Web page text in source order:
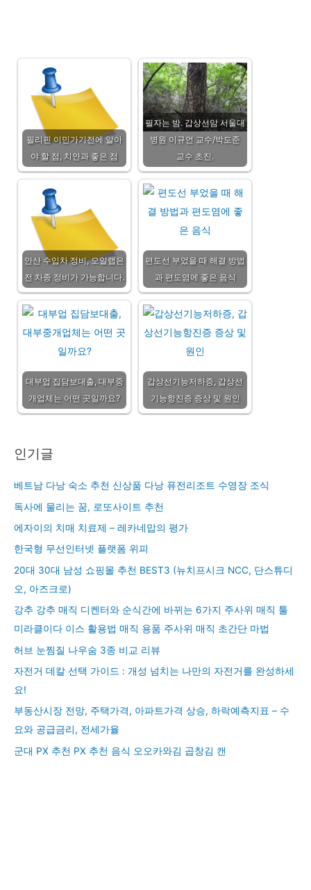
필리핀 이민가기전에 알아
야 할 점, 치안과 좋은 점
필자는 밤. 갑상선암 서울대
병원 이규언 교수/박도준
교수 초진.
안산 수입차 정비, 오일랩은
전 차종 정비가 가능합니다.
편도선 부었을 때 해결 방법
과 편도염에 좋은 음식
대부업 집담보대출, 대부중
개업체는 어떤 곳일까요?
갑상선기능저하증, 갑상선
기능항진증 증상 및 원인
인기글
베트남 다낭 숙소 추천 신상품 다낭 퓨전리조트 수영장 조식
독사에 물리는 꿈, 로또사이트 추천
에자이의 치매 치료제 – 레카네맙의 평가
한국형 무선인터넷 플랫폼 위피
20대 30대 남성 쇼핑몰 추천 BEST3 (뉴치프시크 NCC, 단스튜디
오, 아즈크로)
강추 강추 매직 디켄터와 순식간에 바뀌는 6가지 주사위 매직 툴
미라클이다 이스 활용법 매직 용품 주사위 매직 초간단 마법
허브 눈찜질 나우숨 3종 비교 리뷰
자전거 데칼 선택 가이드 : 개성 넘치는 나만의 자전거를 완성하세
요!
부동산시장 전망, 주택가격, 아파트가격 상승, 하락예측지표 – 수
요와 공급금리, 전세가율
군대 PX 추천 PX 추천 음식 오오카와김 곱창김 캔